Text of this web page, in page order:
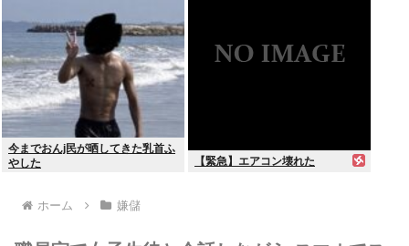
今までおんj民が晒してきた乳首ふ
やした
【緊急】エアコン壊れた
ホーム 嫌儲